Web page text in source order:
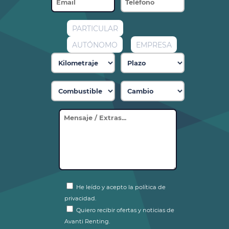
PARTICULAR
AUTÓNOMO
EMPRESA
He leído y acepto la política de
privacidad.
Quiero recibir ofertas y noticias de
Avanti Renting.